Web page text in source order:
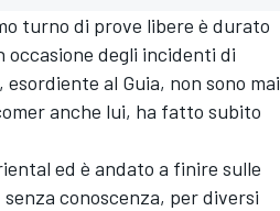
turno di prove libere è durato
occasione degli incidenti di
al Guia, non sono mai
anche lui, ha fatto subito
ed è andato a finire sulle
conoscenza, per diversi